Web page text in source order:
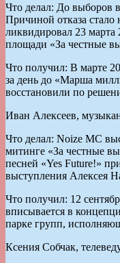
Что делал: До выборов
Причиной отказа
ликвидировал 23 марта
площади «За честные
Что получил: В марте
за день до «Марша
восстановили по
Иван Алексеев,
Что делал: Noize MC
митинге «За честные
песней «Yes Future!»
выступления Алексея
Что получил: 12
вписывается в
парке групп,
Ксения Собчак,